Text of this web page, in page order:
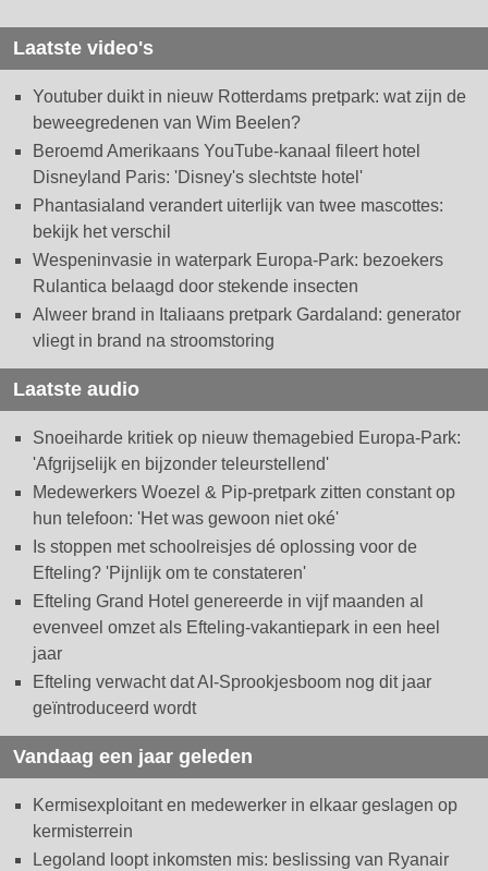
Laatste video's
Youtuber duikt in nieuw Rotterdams pretpark: wat zijn de
beweegredenen van Wim Beelen?
Beroemd Amerikaans YouTube-kanaal fileert hotel
Disneyland Paris: 'Disney's slechtste hotel'
Phantasialand verandert uiterlijk van twee mascottes:
bekijk het verschil
Wespeninvasie in waterpark Europa-Park: bezoekers
Rulantica belaagd door stekende insecten
Alweer brand in Italiaans pretpark Gardaland: generator
vliegt in brand na stroomstoring
Laatste audio
Snoeiharde kritiek op nieuw themagebied Europa-Park:
'Afgrijselijk en bijzonder teleurstellend'
Medewerkers Woezel & Pip-pretpark zitten constant op
hun telefoon: 'Het was gewoon niet oké'
Is stoppen met schoolreisjes dé oplossing voor de
Efteling? 'Pijnlijk om te constateren'
Efteling Grand Hotel genereerde in vijf maanden al
evenveel omzet als Efteling-vakantiepark in een heel
jaar
Efteling verwacht dat AI-Sprookjesboom nog dit jaar
geïntroduceerd wordt
Vandaag een jaar geleden
Kermisexploitant en medewerker in elkaar geslagen op
kermisterrein
Legoland loopt inkomsten mis: beslissing van Ryanair